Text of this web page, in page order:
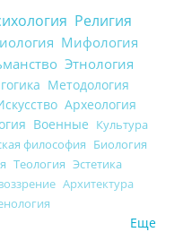
Религия
Мифология
Этнология
Методология
Археология
Военные Культура
философия Биология
Теология Эстетика
Архитектура
Еще